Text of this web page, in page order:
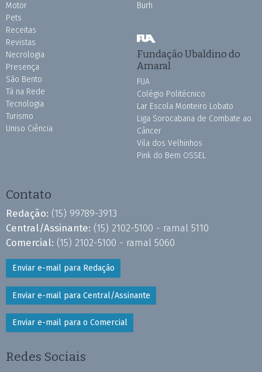
Motor
Pets
Receitas
Revistas
Necrologia
Presença
São Bento
Tá na Rede
Tecnologia
Turismo
Uniso Ciência
Burh
Fundação Ubaldino do
Amaral
FUA
Colégio Politécnico
Lar Escola Monteiro Lobato
Liga Sorocabana de Combate ao
Câncer
Vila dos Velhinhos
Pink do Bem OSSEL
Contato
Redação: (15) 99789-3913
Central/Assinante: (15) 2102-5100 - ramal 5110
Comercial: (15) 2102-5100 - ramal 5060
Enviar e-mail para Redação
Enviar e-mail para Central/Assinante
Enviar e-mail para o Comercial
Redes Sociais